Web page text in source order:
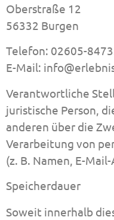
Oberstraße 12
56332 Burgen
Telefon: 02605-
E-Mail:
Verantwortliche
juristische Person,
anderen über die
Verarbeitung von
(z. B. Namen, E-
Speicherdauer
Soweit innerhalb